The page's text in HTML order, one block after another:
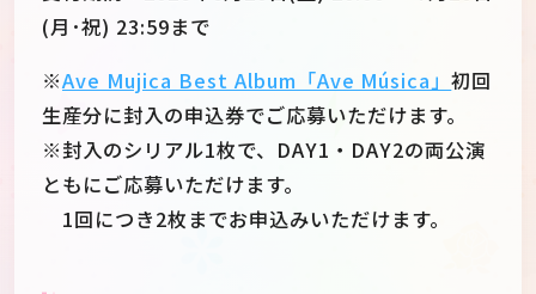
(月･祝) 23:59まで
※Ave Mujica Best Album「Ave Música」初回
生産分に封入の申込券でご応募いただけます。
※封入のシリアル1枚で、DAY1・DAY2の両公演
ともにご応募いただけます。
1回につき2枚までお申込みいただけます。